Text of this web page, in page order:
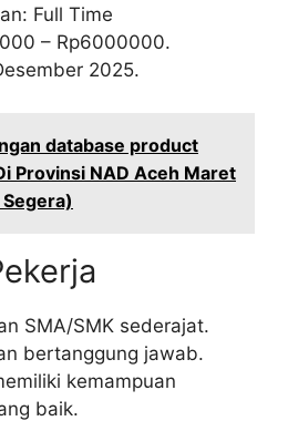
Full Time
– Rp6000000.
2025.
database product
Provinsi NAD Aceh Maret
SMA/SMK sederajat.
bertanggung jawab.
kemampuan
baik.